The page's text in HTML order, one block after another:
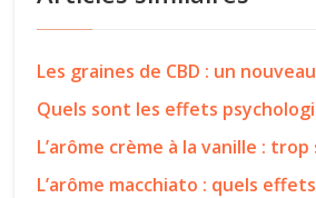
Les graines de CBD : un
Quels sont les effets
L’arôme crème à la vanille :
L’arôme macchiato : quels